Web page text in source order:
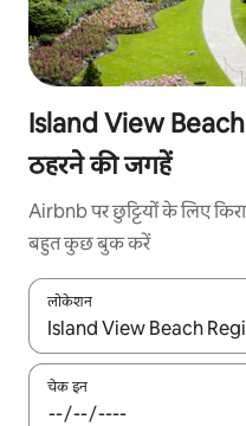
Island View
ठहरने की जगहें
Airbnb पर छुट्टियों के लिए
बहुत कुछ बुक करें
लोकेशन
नतीजों के उपलब्ध होने पर, अप
चेक इन